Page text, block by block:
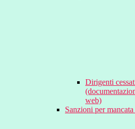
Dirigenti
web)
Sanzioni per